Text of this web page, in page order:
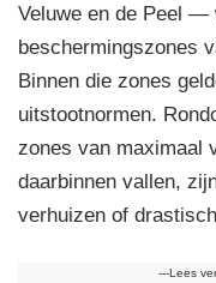
Veluwe en de Peel —
beschermingszones
Binnen die zones
uitstootnormen.
zones van maximaal
daarbinnen vallen,
verhuizen of
---Lees